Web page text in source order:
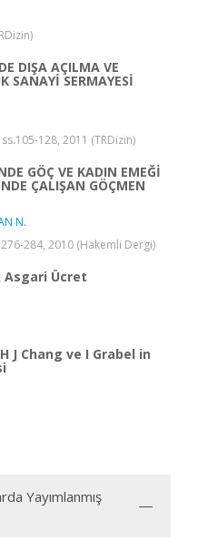
DIŞA AÇILMA VE
SANAYİ SERMAYESİ
128, 2011 (TRDizin)
GÖÇ VE KADIN EMEĞİ
ÇALIŞAN GÖÇMEN
N.
284, 2010 (Hakemli Dergi)
Asgari Ücret
J Chang ve I Grabel in
Yayımlanmış